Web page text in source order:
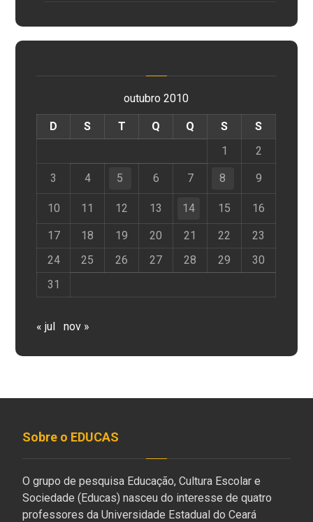
outubro 2010
D S T Q Q S
S
1
2
3 4 5 6 7 8 9
10 11 12 13 14 15 16
17 18 19 20 21 22
23
24
25 26 27 28 29
30
31
« jul nov »
Sobre o EDUCAS
O grupo de pesquisa Educação, Cultura Escolar e
Sociedade (Educas) nasceu do interesse de quatro
professores da Universidade Estadual do Ceará